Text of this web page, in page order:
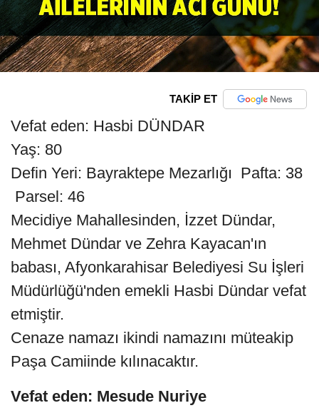
TAKİP ET
Vefat eden: Hasbi DÜNDAR
Yaş: 80
Defin Yeri: Bayraktepe Mezarlığı Pafta: 38
Parsel: 46
Mecidiye Mahallesinden, İzzet Dündar,
Mehmet Dündar ve Zehra Kayacan'ın
babası, Afyonkarahisar Belediyesi Su İşleri
Müdürlüğü'nden emekli Hasbi Dündar vefat
etmiştir.
Cenaze namazı ikindi namazını müteakip
Paşa Camiinde kılınacaktır.
Vefat eden: Mesude Nuriye